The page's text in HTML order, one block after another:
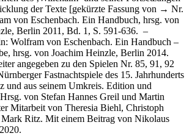
der Texte [gekürzte Fassung von → Nr.
von Eschenbach. Ein Handbuch, hrsg. von
Berlin 2011, Bd. 1, S. 591-636. –
Wolfram von Eschenbach. Ein Handbuch –
hrsg. von Joachim Heinzle, Berlin 2014.
angegeben zu den Spielen Nr. 85, 91, 92
Fastnachtspiele des 15. Jahrhunderts
und aus seinem Umkreis. Edition und
von Stefan Hannes Greil und Martin
Mitarbeit von Theresia Biehl, Christoph
Ritz. Mit einem Beitrag von Nikolaus